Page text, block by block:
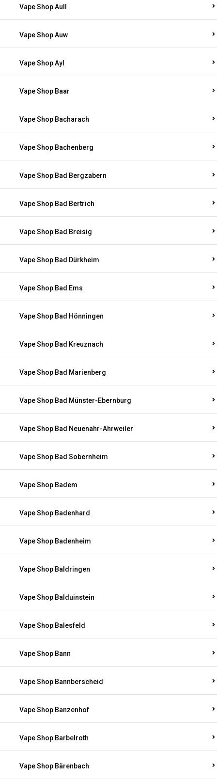
Vape Shop Aull
Vape Shop Auw
Vape Shop Ayl
Vape Shop Baar
Vape Shop Bacharach
Vape Shop Bachenberg
Vape Shop Bad Bergzabern
Vape Shop Bad Bertrich
Vape Shop Bad Breisig
Vape Shop Bad Dürkheim
Vape Shop Bad Ems
Vape Shop Bad Hönningen
Vape Shop Bad Kreuznach
Vape Shop Bad Marienberg
Vape Shop Bad Münster-Ebernburg
Vape Shop Bad Neuenahr-Ahrweiler
Vape Shop Bad Sobernheim
Vape Shop Badem
Vape Shop Badenhard
Vape Shop Badenheim
Vape Shop Baldringen
Vape Shop Balduinstein
Vape Shop Balesfeld
Vape Shop Bann
Vape Shop Bannberscheid
Vape Shop Banzenhof
Vape Shop Barbelroth
Vape Shop Bärenbach